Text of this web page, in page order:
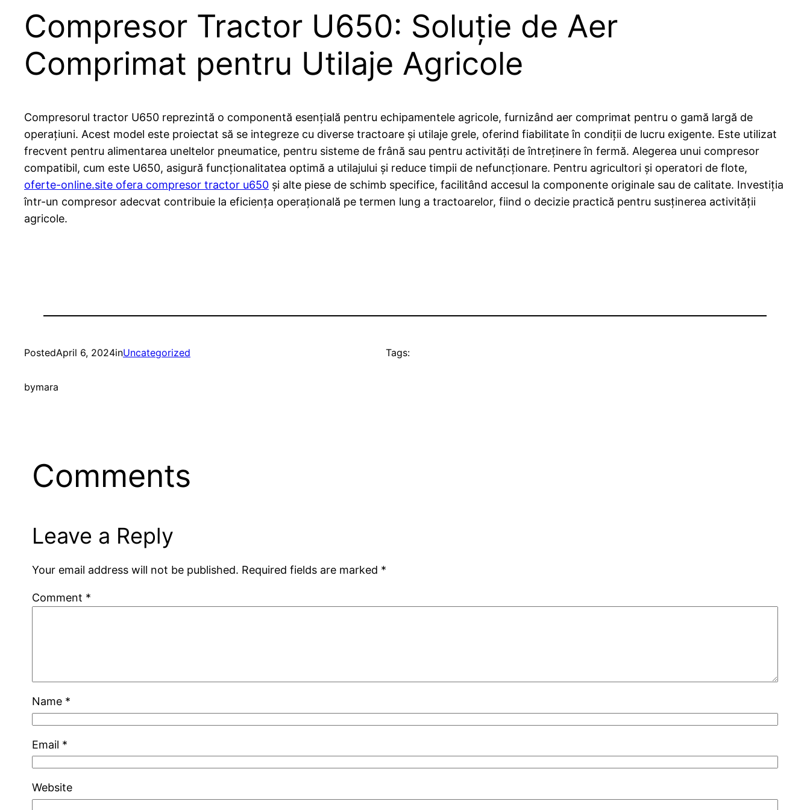
Compresor Tractor U650: Soluție de Aer
Comprimat pentru Utilaje Agricole
Compresorul tractor U650 reprezintă o componentă esențială pentru echipamentele agricole, furnizând aer comprimat pentru o gamă largă de
operațiuni. Acest model este proiectat să se integreze cu diverse tractoare și utilaje grele, oferind fiabilitate în condiții de lucru exigente. Este utilizat
frecvent pentru alimentarea uneltelor pneumatice, pentru sisteme de frână sau pentru activități de întreținere în fermă. Alegerea unui compresor
compatibil, cum este U650, asigură funcționalitatea optimă a utilajului și reduce timpii de nefuncționare. Pentru agricultori și operatori de flote,
oferte-online.site ofera compresor tractor u650 și alte piese de schimb specifice, facilitând accesul la componente originale sau de calitate. Investiția
într-un compresor adecvat contribuie la eficiența operațională pe termen lung a tractoarelor, fiind o decizie practică pentru susținerea activității
agricole.
PostedApril 6, 2024inUncategorized
bymara
Tags:
Comments
Leave a Reply
Your email address will not be published. Required fields are marked *
Comment *
Name *
Email *
Website